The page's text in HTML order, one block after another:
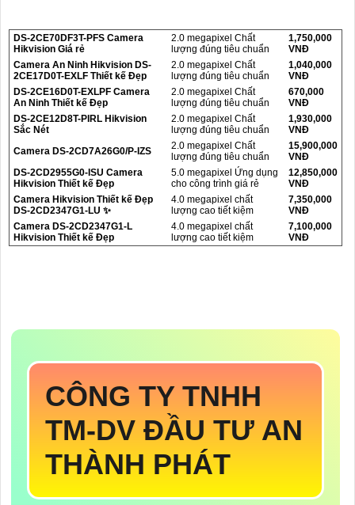
DS-2CE70DF3T-PFS Camera
Hikvision Giá rẻ
2.0 megapixel Chất
lượng đúng tiêu chuẩn
1,750,000
VNĐ
Camera An Ninh Hikvision DS-
2CE17D0T-EXLF Thiết kế Đẹp
2.0 megapixel Chất
lượng đúng tiêu chuẩn
1,040,000
VNĐ
DS-2CE16D0T-EXLPF Camera
An Ninh Thiết kế Đẹp
2.0 megapixel Chất
lượng đúng tiêu chuẩn
670,000
VNĐ
DS-2CE12D8T-PIRL Hikvision
Sắc Nét
2.0 megapixel Chất
lượng đúng tiêu chuẩn
1,930,000
VNĐ
Camera DS-2CD7A26G0/P-IZS
2.0 megapixel Chất
lượng đúng tiêu chuẩn
15,900,000
VNĐ
DS-2CD2955G0-ISU Camera
Hikvision Thiết kế Đẹp
5.0 megapixel Ứng dụng
cho công trình giá rẻ
12,850,000
VNĐ
Camera Hikvision Thiết kế Đẹp
DS-2CD2347G1-LU ✨
4.0 megapixel chất
lượng cao tiết kiệm
7,350,000
VNĐ
Camera DS-2CD2347G1-L
Hikvision Thiết kế Đẹp
4.0 megapixel chất
lượng cao tiết kiệm
7,100,000
VNĐ
CÔNG TY TNHH
TM-DV ĐẦU TƯ AN
THÀNH PHÁT